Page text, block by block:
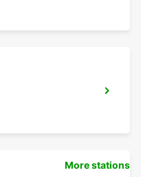
More stations